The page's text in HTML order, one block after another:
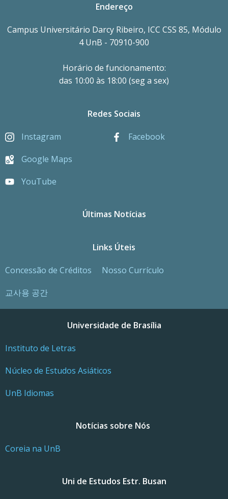
Endereço
Campus Universitário Darcy Ribeiro, ICC CSS 85, Módulo
4 UnB - 70910-900
Horário de funcionamento:
das 10:00 às 18:00 (seg a sex)
Redes Sociais
Instagram
Facebook
Google Maps
YouTube
Últimas Notícias
Links Úteis
Concessão de Créditos
Nosso Currículo
교사용 공간
Universidade de Brasília
Instituto de Letras
Núcleo de Estudos Asiáticos
UnB Idiomas
Notícias sobre Nós
Coreia na UnB
Uni de Estudos Estr. Busan